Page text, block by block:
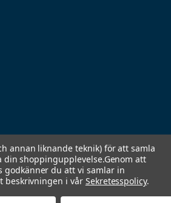
annan liknande teknik) för att samla
shoppingupplevelse.Genom att
godkänner du att vi samlar in
beskrivningen i vår Sekretesspolicy.